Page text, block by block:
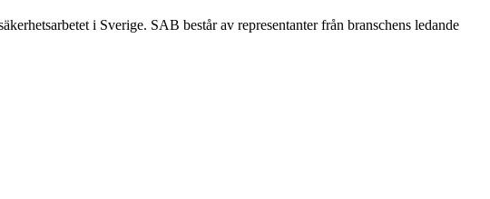
i Sverige. SAB består av representanter från branschens ledande